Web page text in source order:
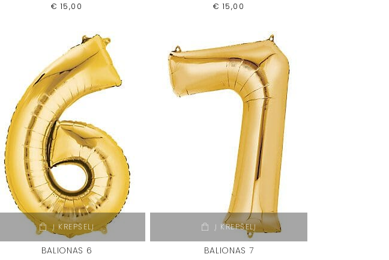
€ 15,00 € 15,00
Į KREPŠELĮ
BALIONAS 6
Į KREPŠELĮ
BALIONAS 7